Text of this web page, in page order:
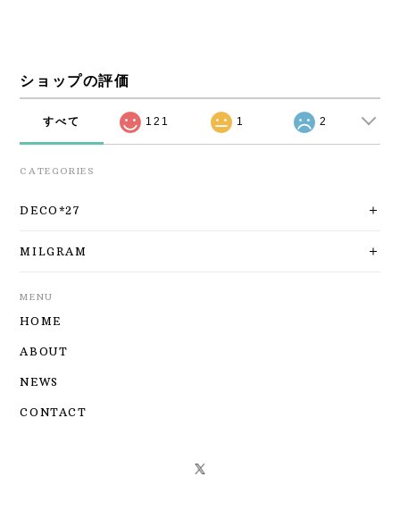
ショップの評価
すべて 121 1 2
CATEGORIES
DECO*27
MILGRAM
MENU
HOME
ABOUT
NEWS
CONTACT